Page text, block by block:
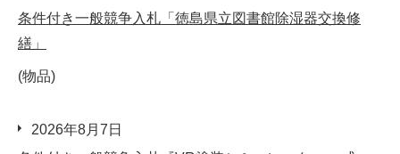
条件付き一般競争入札「徳島県立図書館除湿器交換修
繕」
(物品)
2026年8月7日